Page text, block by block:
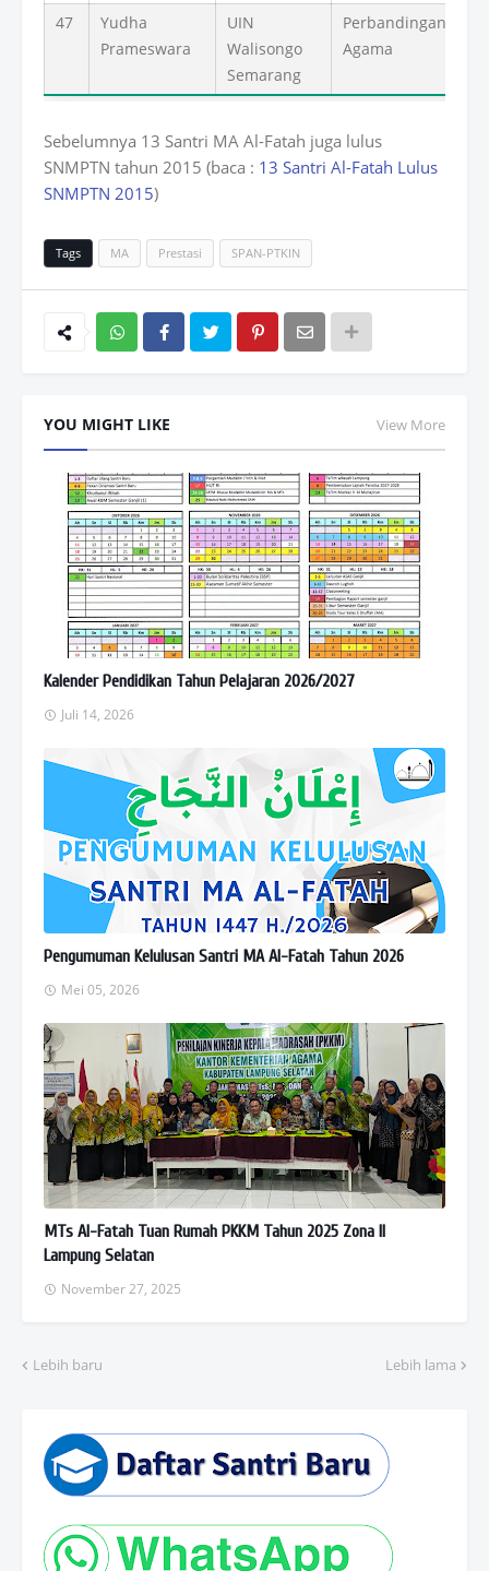
47
Yudha
Prameswara
UIN
Walisongo
Semarang
Perbandingan
Agama
Sebelumnya 13 Santri MA Al-Fatah juga lulus
SNMPTN tahun 2015 (baca : 13 Santri Al-Fatah Lulus
SNMPTN 2015)
Tags MA Prestasi SPAN-PTKIN
p
YOU MIGHT LIKE View More
Kalender Pendidikan Tahun Pelajaran 2026/2027
Juli 14, 2026
Pengumuman Kelulusan Santri MA Al-Fatah Tahun 2026
Mei 05, 2026
MTs Al-Fatah Tuan Rumah PKKM Tahun 2025 Zona II
Lampung Selatan
November 27, 2025
Lebih baru Lebih lama